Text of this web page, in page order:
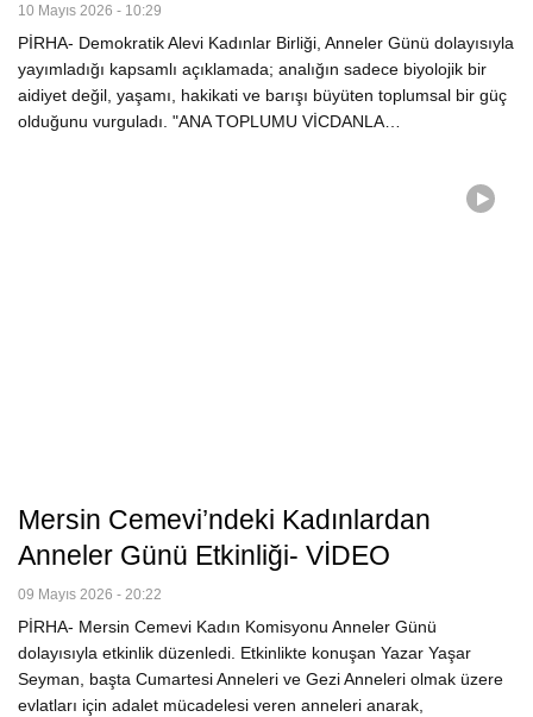
10 Mayıs 2026 - 10:29
PİRHA- Demokratik Alevi Kadınlar Birliği, Anneler Günü dolayısıyla
yayımladığı kapsamlı açıklamada; analığın sadece biyolojik bir
aidiyet değil, yaşamı, hakikati ve barışı büyüten toplumsal bir güç
olduğunu vurguladı. "ANA TOPLUMU VİCDANLA…
Mersin Cemevi’ndeki Kadınlardan
Anneler Günü Etkinliği- VİDEO
09 Mayıs 2026 - 20:22
PİRHA- Mersin Cemevi Kadın Komisyonu Anneler Günü
dolayısıyla etkinlik düzenledi. Etkinlikte konuşan Yazar Yaşar
Seyman, başta Cumartesi Anneleri ve Gezi Anneleri olmak üzere
evlatları için adalet mücadelesi veren anneleri anarak,